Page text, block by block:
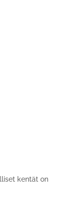
kentät on